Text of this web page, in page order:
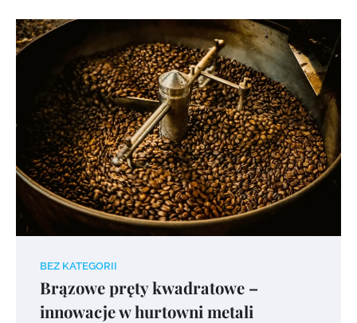
BEZ KATEGORII
Brązowe pręty kwadratowe –
innowacje w hurtowni metali